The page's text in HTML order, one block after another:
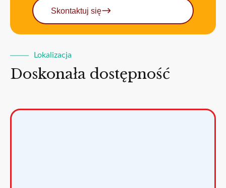
Skontaktuj się
Lokalizacja
Doskonała dostępność